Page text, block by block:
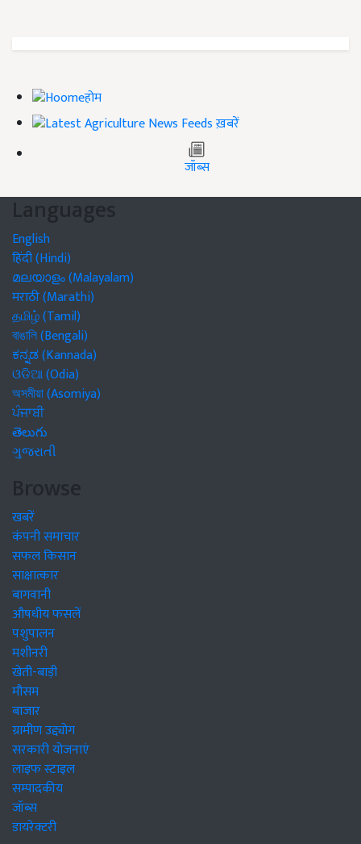
होम
ख़बरें
जॉब्स
Languages
English
हिंदी (Hindi)
മലയാളം (Malayalam)
मराठी (Marathi)
தமிழ் (Tamil)
বাঙালি (Bengali)
ಕನ್ನಡ (Kannada)
ଓଡିଆ (Odia)
অসমীয়া (Asomiya)
ਪੰਜਾਬੀ
తెలుగు
ગુજરાતી
Browse
खबरें
कंपनी समाचार
सफल किसान
साक्षात्कार
बागवानी
औषधीय फसलें
पशुपालन
मशीनरी
खेती-बाड़ी
मौसम
बाजार
ग्रामीण उद्द्योग
सरकारी योजनाएं
लाइफ स्टाइल
सम्पादकीय
जॉब्स
डायरेक्टरी